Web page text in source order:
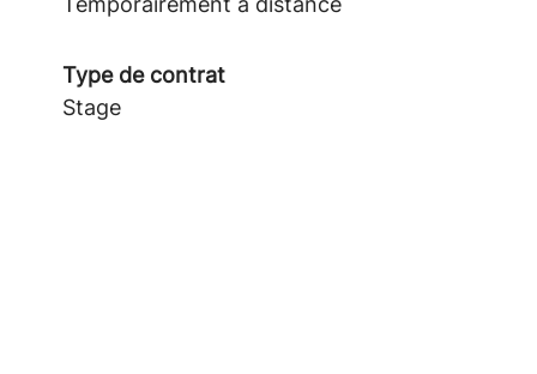
Type de contrat
Stage